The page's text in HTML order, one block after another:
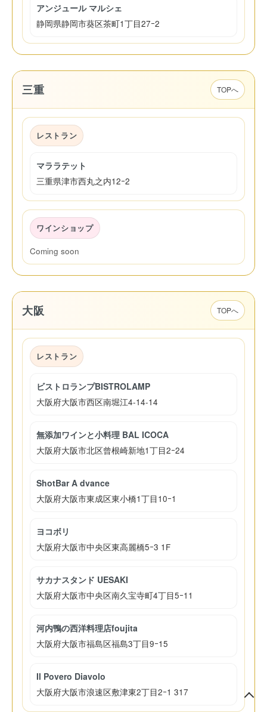
アンジュール マルシェ
静岡県静岡市葵区茶町1丁目27ｰ2
三重 TOPへ
レストラン
マララテット
三重県津市西丸之内12ｰ2
ワインショップ
Coming soon
大阪 TOPへ
レストラン
ビストロランプBISTROLAMP
大阪府大阪市西区南堀江4-14-14
無添加ワインと小料理 BAL ICOCA
大阪府大阪市北区曾根崎新地1丁目2ｰ24
ShotBar A dvance
大阪府大阪市東成区東小橋1丁目10ｰ1
ヨコボリ
大阪府大阪市中央区東高麗橋5ｰ3 1F
サカナスタンド UESAKI
大阪府大阪市中央区南久宝寺町4丁目5ｰ11
河内鴨の西洋料理店foujita
大阪府大阪市福島区福島3丁目9ｰ15
Il Povero Diavolo
大阪府大阪市浪速区敷津東2丁目2ｰ1 317